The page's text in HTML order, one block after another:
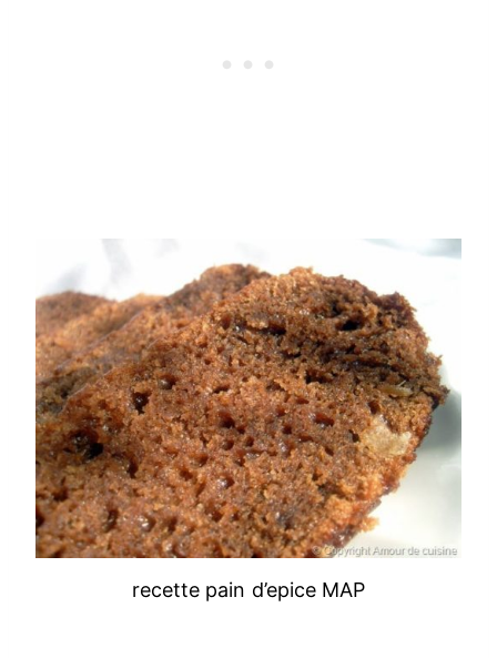
recette pain d’epice MAP